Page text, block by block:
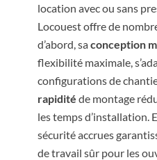
location avec ou sans
Locouest offre de
d’abord, saconception
flexibilité maximale,
configurations de
rapidité de montage
les temps d’installation.
sécurité accrues
de travail sûr pour les